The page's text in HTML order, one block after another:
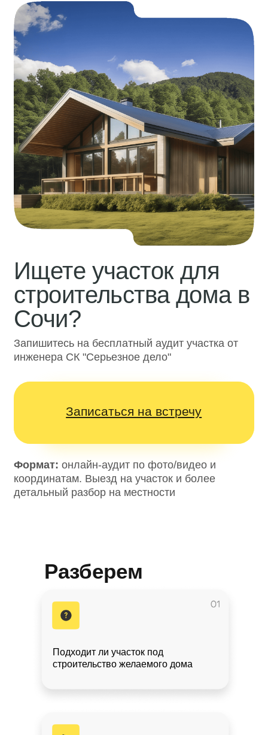
Ищете участок для
строительства дома в
Сочи?
координатам. Выезд на участок и более
детальный разбор на местности
Запишитесь на бесплатный аудит участка от
инженера СК "Серьезное дело"
Записаться на встречу
Разберем
вопросы:
Подходит ли участок под
строительство желаемого дома